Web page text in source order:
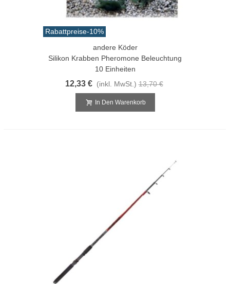
Rabattpreise-10%
andere Köder
Silikon Krabben Pheromone Beleuchtung
10 Einheiten
12,33 € (inkl. MwSt.) 13,70 €
In Den Warenkorb